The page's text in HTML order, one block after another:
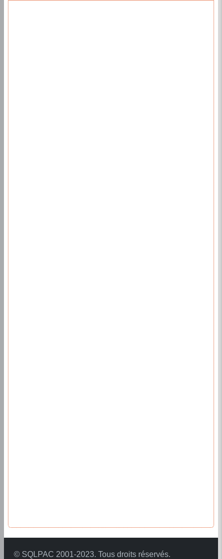
© SQLPAC 2001-2023. Tous droits réservés.